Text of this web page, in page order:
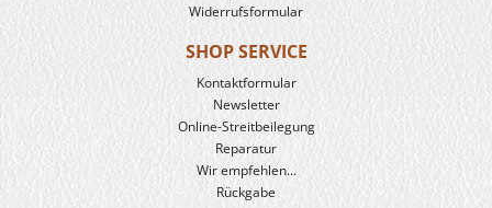
Widerrufsformular
SHOP SERVICE
Kontaktformular
Newsletter
Online-Streitbeilegung
Reparatur
Wir empfehlen...
Rückgabe